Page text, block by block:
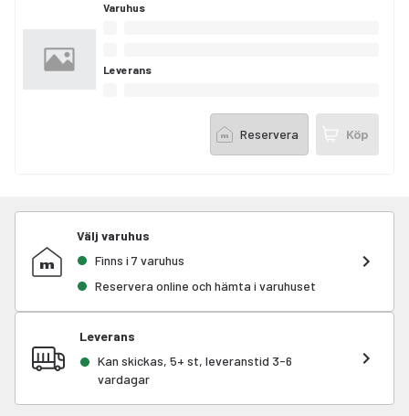
Varuhus
Leverans
Reservera Köp
Välj varuhus
Finns i 7 varuhus
Reservera online och hämta i varuhuset
Leverans
Kan skickas, 5+ st, leveranstid 3-6
vardagar